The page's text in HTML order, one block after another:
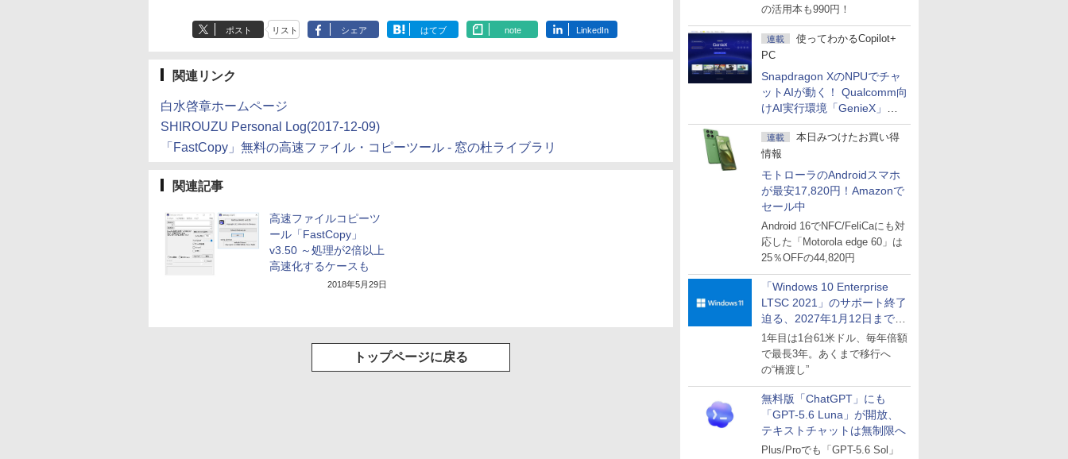
の活用本も990円！
連載
使ってわかるCopilot+
PC
Snapdragon XのNPUでチャ
ットAIが動く！ Qualcomm向
けAI実行環境「GenieX」を
試してみた
連載
本日みつけたお買い得
情報
モトローラのAndroidスマホ
が最安17,820円！Amazonで
セール中
Android 16でNFC/FeliCaにも対
応した「Motorola edge 60」は
25％OFFの44,820円
「Windows 10 Enterprise
LTSC 2021」のサポート終了
迫る、2027年1月12日まで
～ESUは9月1日から販売
1年目は1台61米ドル、毎年倍額
で最長3年。あくまで移行へ
の“橋渡し”
無料版「ChatGPT」にも
「GPT-5.6 Luna」が開放、
テキストチャットは無制限へ
Plus/Proでも「GPT-5.6 Sol」
ポスト リスト シェア はてブ note LinkedIn
関連リンク
白水啓章ホームページ
SHIROUZU Personal Log(2017-12-09)
「FastCopy」無料の高速ファイル・コピーツール - 窓の杜ライブラリ
関連記事
高速ファイルコピーツ
ール「FastCopy」
v3.50 ～処理が2倍以上
高速化するケースも
2018年5月29日
トップページに戻る